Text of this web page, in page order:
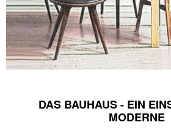
DAS BAUHAUS - EIN
MODERNE